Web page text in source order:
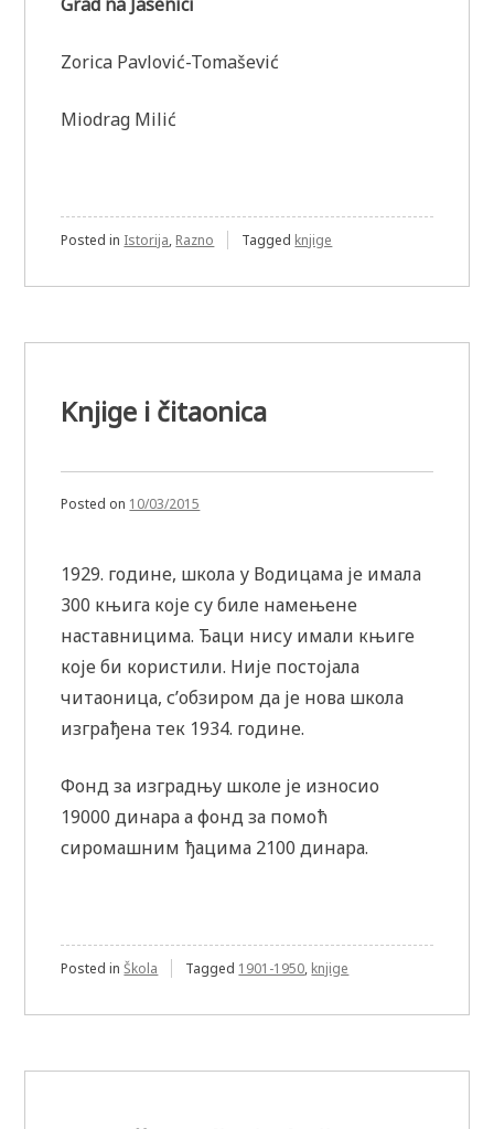
Zorica Pavlović-Tomašević
Miodrag Milić
Posted in Istorija, Razno Tagged knjige
Knjige i čitaonica
Posted on 10/03/2015
1929. године, школа у Водицама је имала
300 књига које су биле намењене
наставницима. Ђаци нису имали књиге
које би користили. Није постојала
читаоница, с’обзиром да је нова школа
изграђена тек 1934. године.
Фонд за изградњу школе је износио
19000 динара а фонд за помоћ
сиромашним ђацима 2100 динара.
Posted inŠkola Tagged 1901-1950, knjige